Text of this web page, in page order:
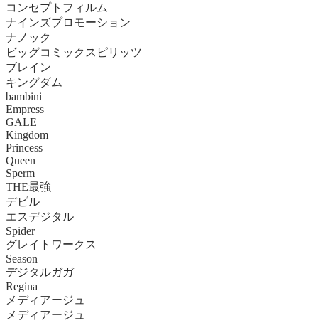
コンセプトフィルム
ナインズプロモーション
ナノック
ビッグコミックスピリッツ
ブレイン
キングダム
bambini
Empress
GALE
Kingdom
Princess
Queen
Sperm
THE最強
デビル
エスデジタル
Spider
グレイトワークス
Season
デジタルガガ
Regina
メディアージュ
メディアージュ